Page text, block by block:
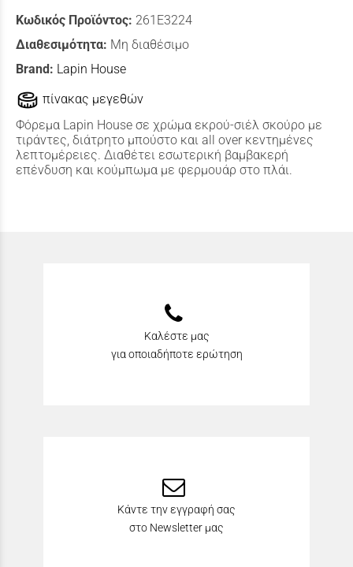
Κωδικός Προϊόντος: 261Ε3224
Διαθεσιμότητα: Μη διαθέσιμο
Brand: Lapin House
πίνακας μεγεθών
Φόρεμα Lapin House σε χρώμα εκρού-σιέλ σκούρο με
τιράντες, διάτρητο μπούστο και all over κεντημένες
λεπτομέρειες. Διαθέτει εσωτερική βαμβακερή
επένδυση και κούμπωμα με φερμουάρ στο πλάι.
Καλέστε μας
για οποιαδήποτε ερώτηση
Κάντε την εγγραφή σας
στο Newsletter μας